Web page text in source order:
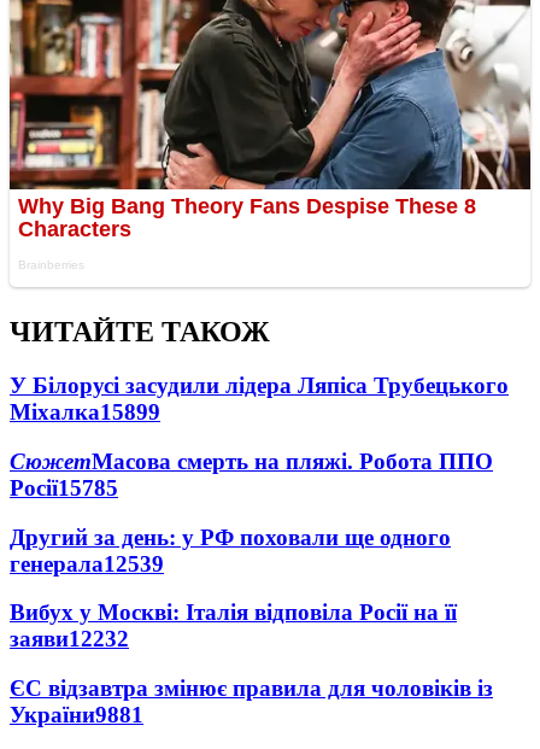
ЧИТАЙТЕ ТАКОЖ
У Білорусі засудили лідера Ляпіса Трубецького
Міхалка15899
СюжетМасова смерть на пляжі. Робота ППО
Росії15785
Другий за день: у РФ поховали ще одного
генерала12539
Вибух у Москві: Італія відповіла Росії на її
заяви12232
ЄС відзавтра змінює правила для чоловіків із
України9881